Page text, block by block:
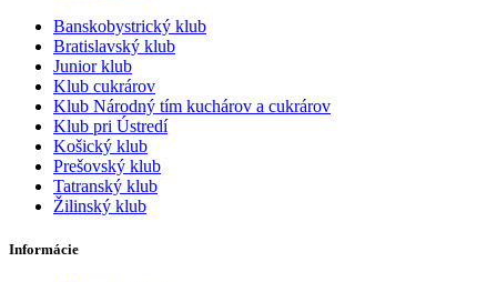
Banskobystrický klub
Bratislavský klub
Junior klub
Klub cukrárov
Klub Národný tím kuchárov a cukrárov
Klub pri Ústredí
Košický klub
Prešovský klub
Tatranský klub
Žilinský klub
Informácie